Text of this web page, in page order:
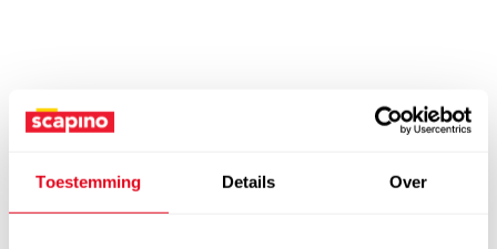
Toestemming Details Over